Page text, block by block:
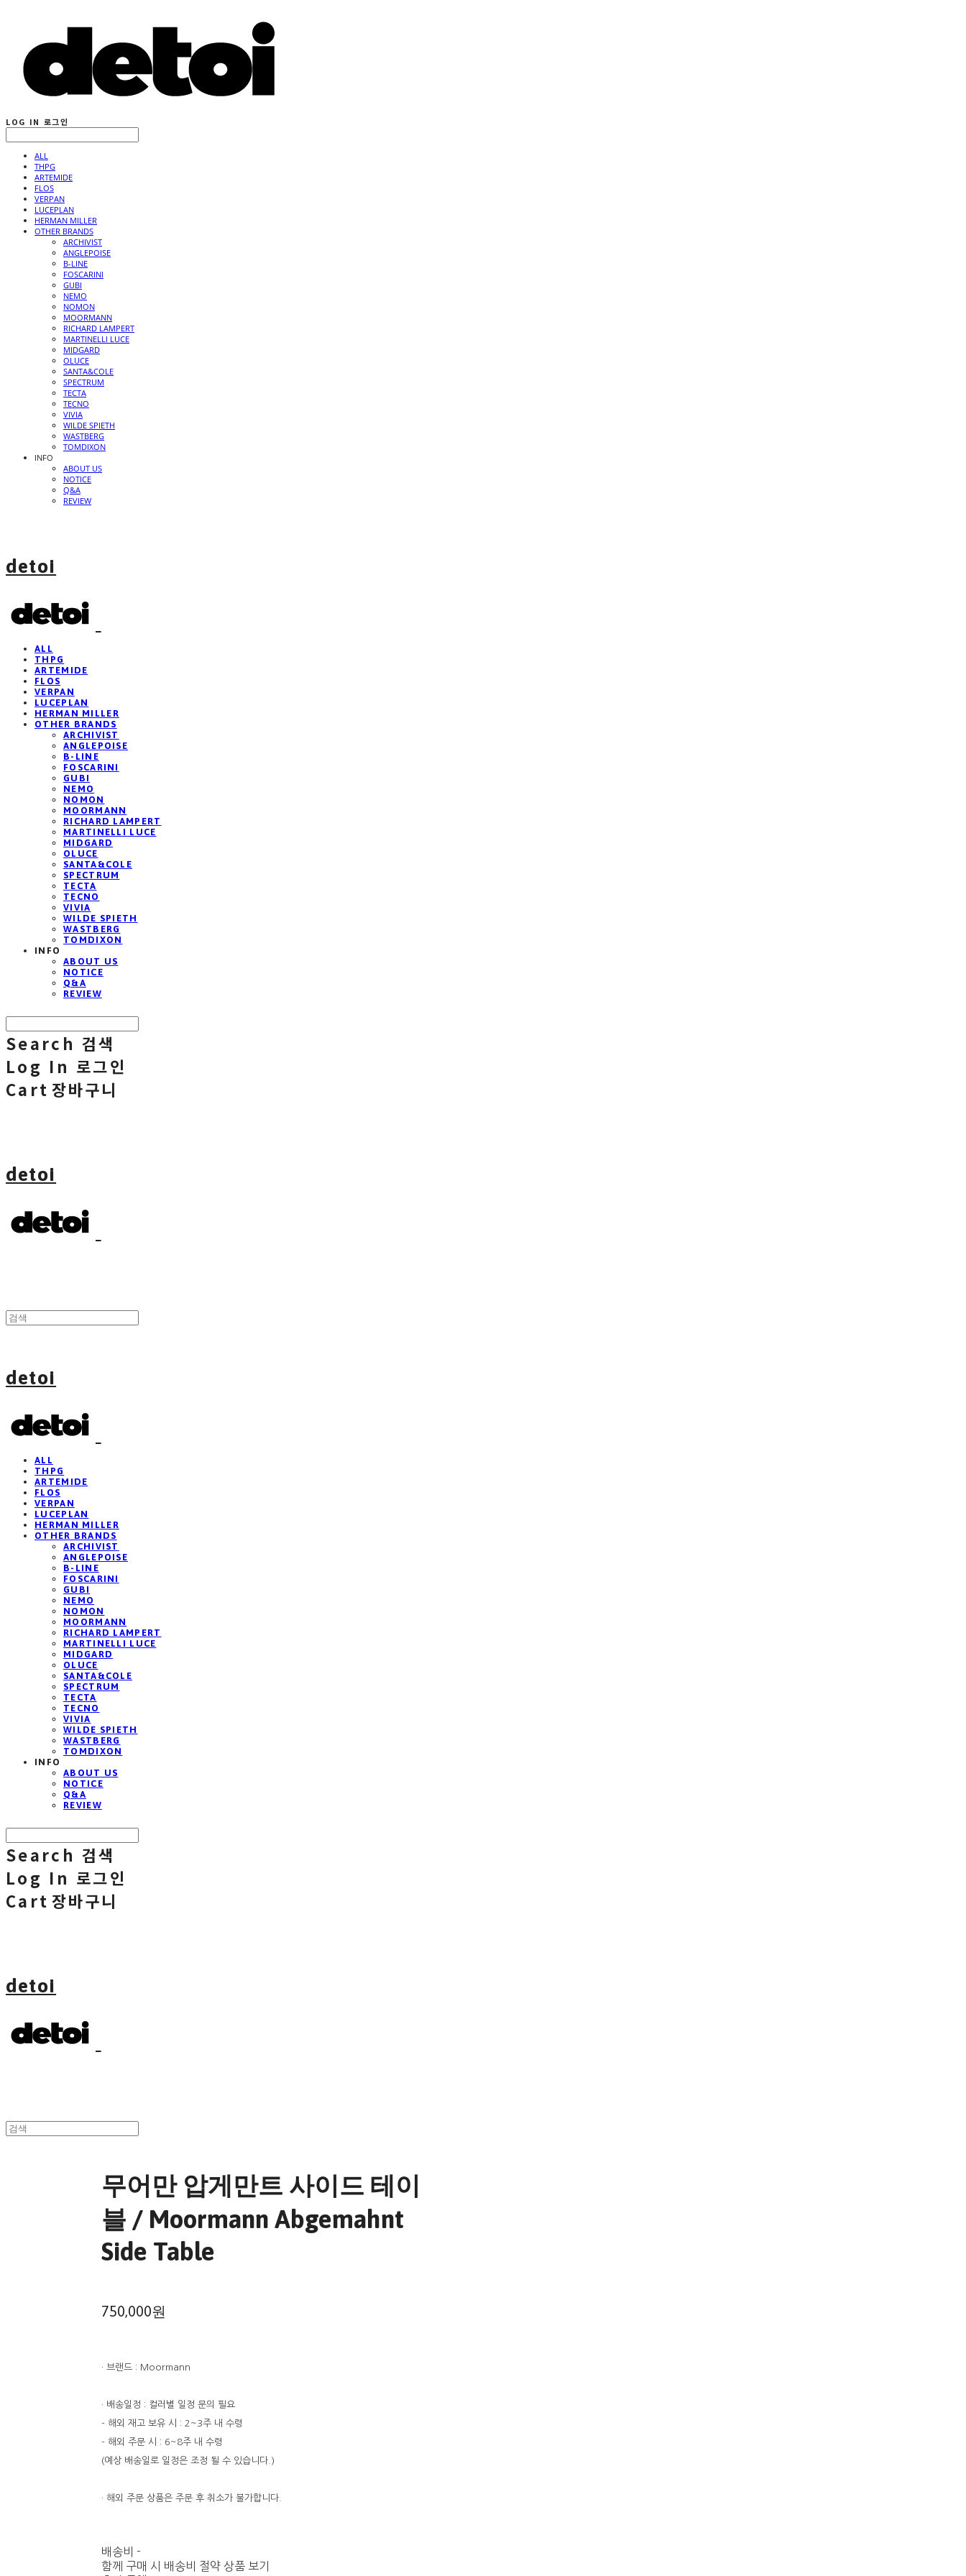
LOG IN 로그인
ALL
THPG
ARTEMIDE
FLOS
VERPAN
LUCEPLAN
HERMAN MILLER
OTHER BRANDS
ARCHIVIST
ANGLEPOISE
B-LINE
FOSCARINI
GUBI
NEMO
NOMON
MOORMANN
RICHARD LAMPERT
MARTINELLI LUCE
MIDGARD
OLUCE
SANTA&COLE
SPECTRUM
TECTA
TECNO
VIVIA
WILDE SPIETH
WASTBERG
TOMDIXON
INFO
ABOUT US
NOTICE
Q&A
REVIEW
detoi
ALL
THPG
ARTEMIDE
FLOS
VERPAN
LUCEPLAN
HERMAN MILLER
OTHER BRANDS
ARCHIVIST
ANGLEPOISE
B-LINE
FOSCARINI
GUBI
NEMO
NOMON
MOORMANN
RICHARD LAMPERT
MARTINELLI LUCE
MIDGARD
OLUCE
SANTA&COLE
SPECTRUM
TECTA
TECNO
VIVIA
WILDE SPIETH
WASTBERG
TOMDIXON
INFO
ABOUT US
NOTICE
Q&A
REVIEW
Search 검색
Log In 로그인
Cart 장바구니
detoi
detoi
ALL
THPG
ARTEMIDE
FLOS
VERPAN
LUCEPLAN
HERMAN MILLER
OTHER BRANDS
ARCHIVIST
ANGLEPOISE
B-LINE
FOSCARINI
GUBI
NEMO
NOMON
MOORMANN
RICHARD LAMPERT
MARTINELLI LUCE
MIDGARD
OLUCE
SANTA&COLE
SPECTRUM
TECTA
TECNO
VIVIA
WILDE SPIETH
WASTBERG
TOMDIXON
INFO
ABOUT US
NOTICE
Q&A
REVIEW
Search 검색
Log In 로그인
Cart 장바구니
detoi
무어만 압게만트 사이드 테이
블 / Moormann Abgemahnt
Side Table
750,000원
· 브랜드 : Moormann
· 배송일정 : 컬러별 일정 문의 필요
- 해외 재고 보유 시 : 2~3주 내 수령
- 해외 주문 시 : 6~8주 내 수령
(예상 배송일로 일정은 조정 될 수 있습니다.)
· 해외 주문 상품은 주문 후 취소가 불가합니다.
배송비 -
함께 구매 시 배송비 절약 상품 보기